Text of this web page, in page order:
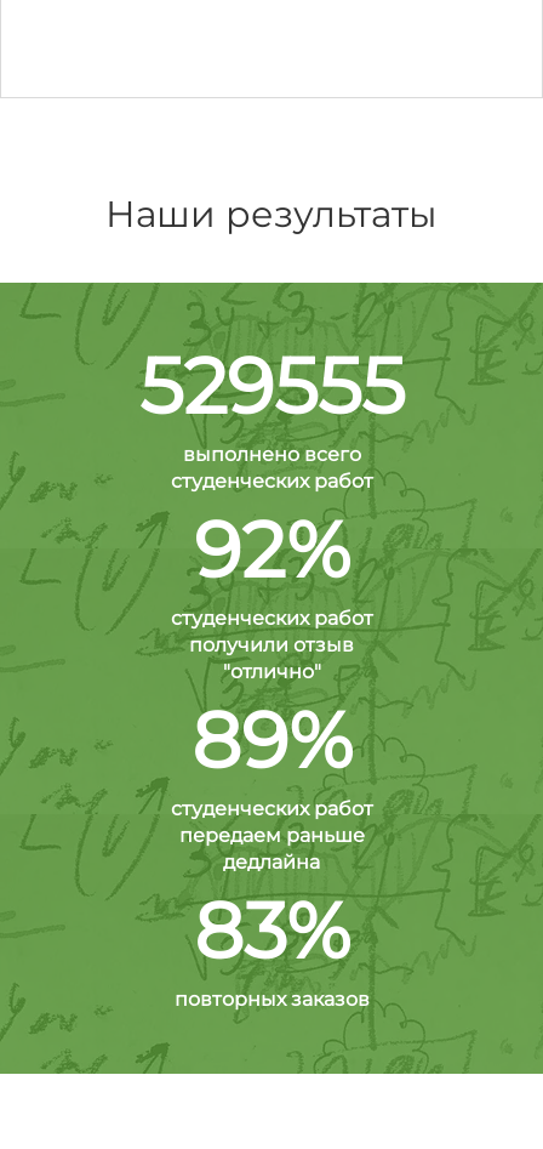
Наши результаты
529555
выполнено всего
студенческих работ
92%
студенческих работ
получили отзыв
"отлично"
89%
студенческих работ
передаем раньше
дедлайна
83%
повторных заказов